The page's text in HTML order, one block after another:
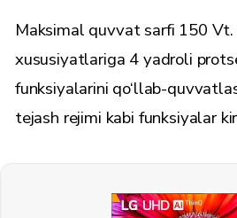
Maksimal quvvat sarfi 150 Vt.
xususiyatlariga 4 yadroli
funksiyalarini qo‘llab-
tejash rejimi kabi funksiyalar